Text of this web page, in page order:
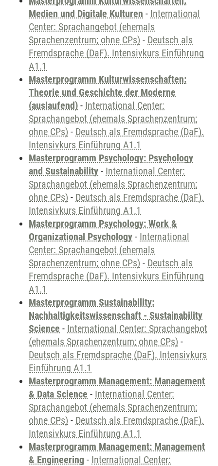
Medien und Digitale Kulturen - International
Center: Sprachangebot (ehemals
Sprachenzentrum; ohne CPs) - Deutsch als
Fremdsprache (DaF). Intensivkurs Einführung
A1.1
Masterprogramm Kulturwissenschaften:
Theorie und Geschichte der Moderne
(auslaufend) - International Center:
Sprachangebot (ehemals Sprachenzentrum;
ohne CPs) - Deutsch als Fremdsprache (DaF).
Intensivkurs Einführung A1.1
Masterprogramm Psychology: Psychology
and Sustainability - International Center:
Sprachangebot (ehemals Sprachenzentrum;
ohne CPs) - Deutsch als Fremdsprache (DaF).
Intensivkurs Einführung A1.1
Masterprogramm Psychology: Work &
Organizational Psychology - International
Center: Sprachangebot (ehemals
Sprachenzentrum; ohne CPs) - Deutsch als
Fremdsprache (DaF). Intensivkurs Einführung
A1.1
Masterprogramm Sustainability:
Nachhaltigkeitswissenschaft - Sustainability
Science - International Center: Sprachangebot
(ehemals Sprachenzentrum; ohne CPs) -
Deutsch als Fremdsprache (DaF). Intensivkurs
Einführung A1.1
Masterprogramm Management: Management
& Data Science - International Center:
Sprachangebot (ehemals Sprachenzentrum;
ohne CPs) - Deutsch als Fremdsprache (DaF).
Intensivkurs Einführung A1.1
Masterprogramm Management: Management
& Engineering - International Center: